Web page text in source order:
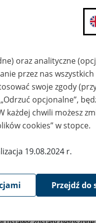
dnia 13 października
dnia 30 czerwca
terminie składek do
oraz analityczne
przez nas
swoje zgody
opcjonalne”,
każdej chwili możesz
cookies” w stopce.
19.08.2024 r.
Przejdź do